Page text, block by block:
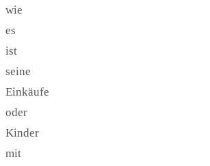
wie
es
ist
seine
Einkäufe
oder
Kinder
mit